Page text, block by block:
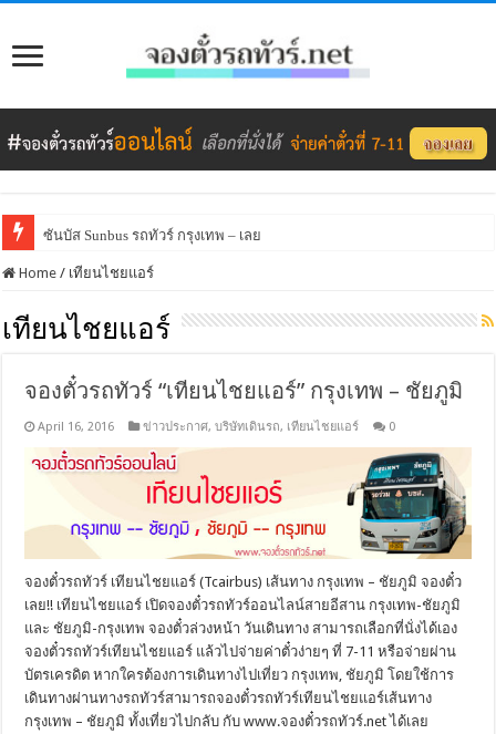
ซันบัส Sunbus รถทัวร์ กรุงเทพ – เลย
Home / เทียนไชยแอร์
เทียนไชยแอร์
จองตั๋วรถทัวร์ “เทียนไชยแอร์” กรุงเทพ – ชัยภูมิ
April 16, 2016 ข่าวประกาศ,บริษัทเดินรถ, เทียนไชยแอร์ 0
จองตั๋วรถทัวร์ เทียนไชยแอร์ (Tcairbus) เส้นทาง กรุงเทพ – ชัยภูมิ จองตั๋ว
เลย!! เทียนไชยแอร์ เปิดจองตั๋วรถทัวร์ออนไลน์สายอีสาน กรุงเทพ-ชัยภูมิ
และ ชัยภูมิ-กรุงเทพ จองตั๋วล่วงหน้า วันเดินทาง สามารถเลือกที่นั่งได้เอง
จองตั๋วรถทัวร์เทียนไชยแอร์ แล้วไปจ่ายค่าตั๋วง่ายๆ ที่ 7-11 หรือจ่ายผ่าน
บัตรเครดิต หากใครต้องการเดินทางไปเที่ยว กรุงเทพ, ชัยภูมิ โดยใช้การ
เดินทางผ่านทางรถทัวร์สามารถจองตั๋วรถทัวร์เทียนไชยแอร์เส้นทาง
กรุงเทพ – ชัยภูมิ ทั้งเที่ยวไปกลับ กับ www.จองตั๋วรถทัวร์.net ได้เลย